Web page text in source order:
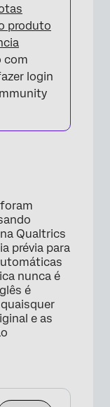
produto
com
login
Qualtrics
prévia para
nunca é
é
e as